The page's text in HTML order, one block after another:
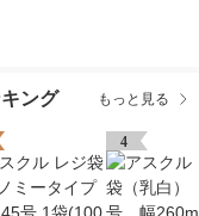
ング もっと見る
4